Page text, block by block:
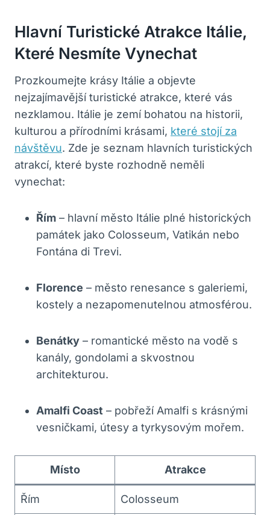
Hlavní Turistické Atrakce Itálie,
Které Nesmíte Vynechat
Prozkoumejte krásy Itálie a objevte
nejzajímavější turistické atrakce, které vás
nezklamou. Itálie je zemí bohatou na historii,
kulturou a přírodními krásami, které stojí za
návštěvu. Zde je seznam hlavních turistických
atrakcí, které byste rozhodně neměli
vynechat:
Řím – hlavní město Itálie plné historických
památek jako Colosseum, Vatikán nebo
Fontána di Trevi.
Florence – město renesance s galeriemi,
kostely a nezapomenutelnou atmosférou.
Benátky – romantické město na vodě s
kanály, gondolami a skvostnou
architekturou.
Amalfi Coast – pobřeží Amalfi s krásnými
vesničkami, útesy a tyrkysovým mořem.
Místo Atrakce
Řím Colosseum